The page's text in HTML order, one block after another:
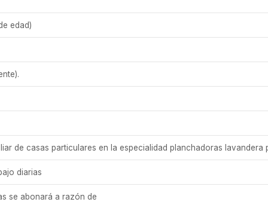
edad)
de casas particulares en la especialidad planchadoras lavandera
diarias
se abonará a razón de